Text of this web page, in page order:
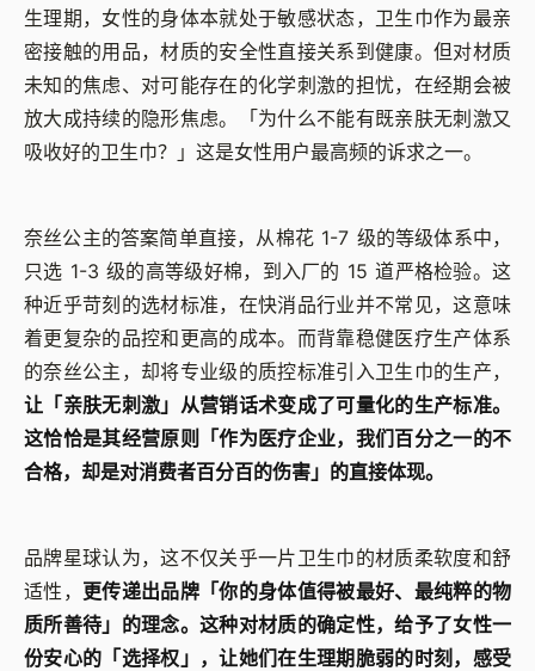
生理期，女性的身体本就处于敏感状态，卫生巾作为最亲
密接触的用品，材质的安全性直接关系到健康。但对材质
未知的焦虑、对可能存在的化学刺激的担忧，在经期会被
放大成持续的隐形焦虑。「为什么不能有既亲肤无刺激又
吸收好的卫生巾？」这是女性用户最高频的诉求之一。
奈丝公主的答案简单直接，从棉花 1-7 级的等级体系中，
只选 1-3 级的高等级好棉，到入厂的 15 道严格检验。这
种近乎苛刻的选材标准，在快消品行业并不常见，这意味
着更复杂的品控和更高的成本。而背靠稳健医疗生产体系
的奈丝公主，却将专业级的质控标准引入卫生巾的生产，
让「亲肤无刺激」从营销话术变成了可量化的生产标准。
这恰恰是其经营原则「作为医疗企业，我们百分之一的不
合格，却是对消费者百分百的伤害」的直接体现。
品牌星球认为，这不仅关乎一片卫生巾的材质柔软度和舒
适性， 更传递出品牌「你的身体值得被最好、最纯粹的物
质所善待」的理念。这种对材质的确定性，给予了女性一
份安心的「选择权」，让她们在生理期脆弱的时刻，感受